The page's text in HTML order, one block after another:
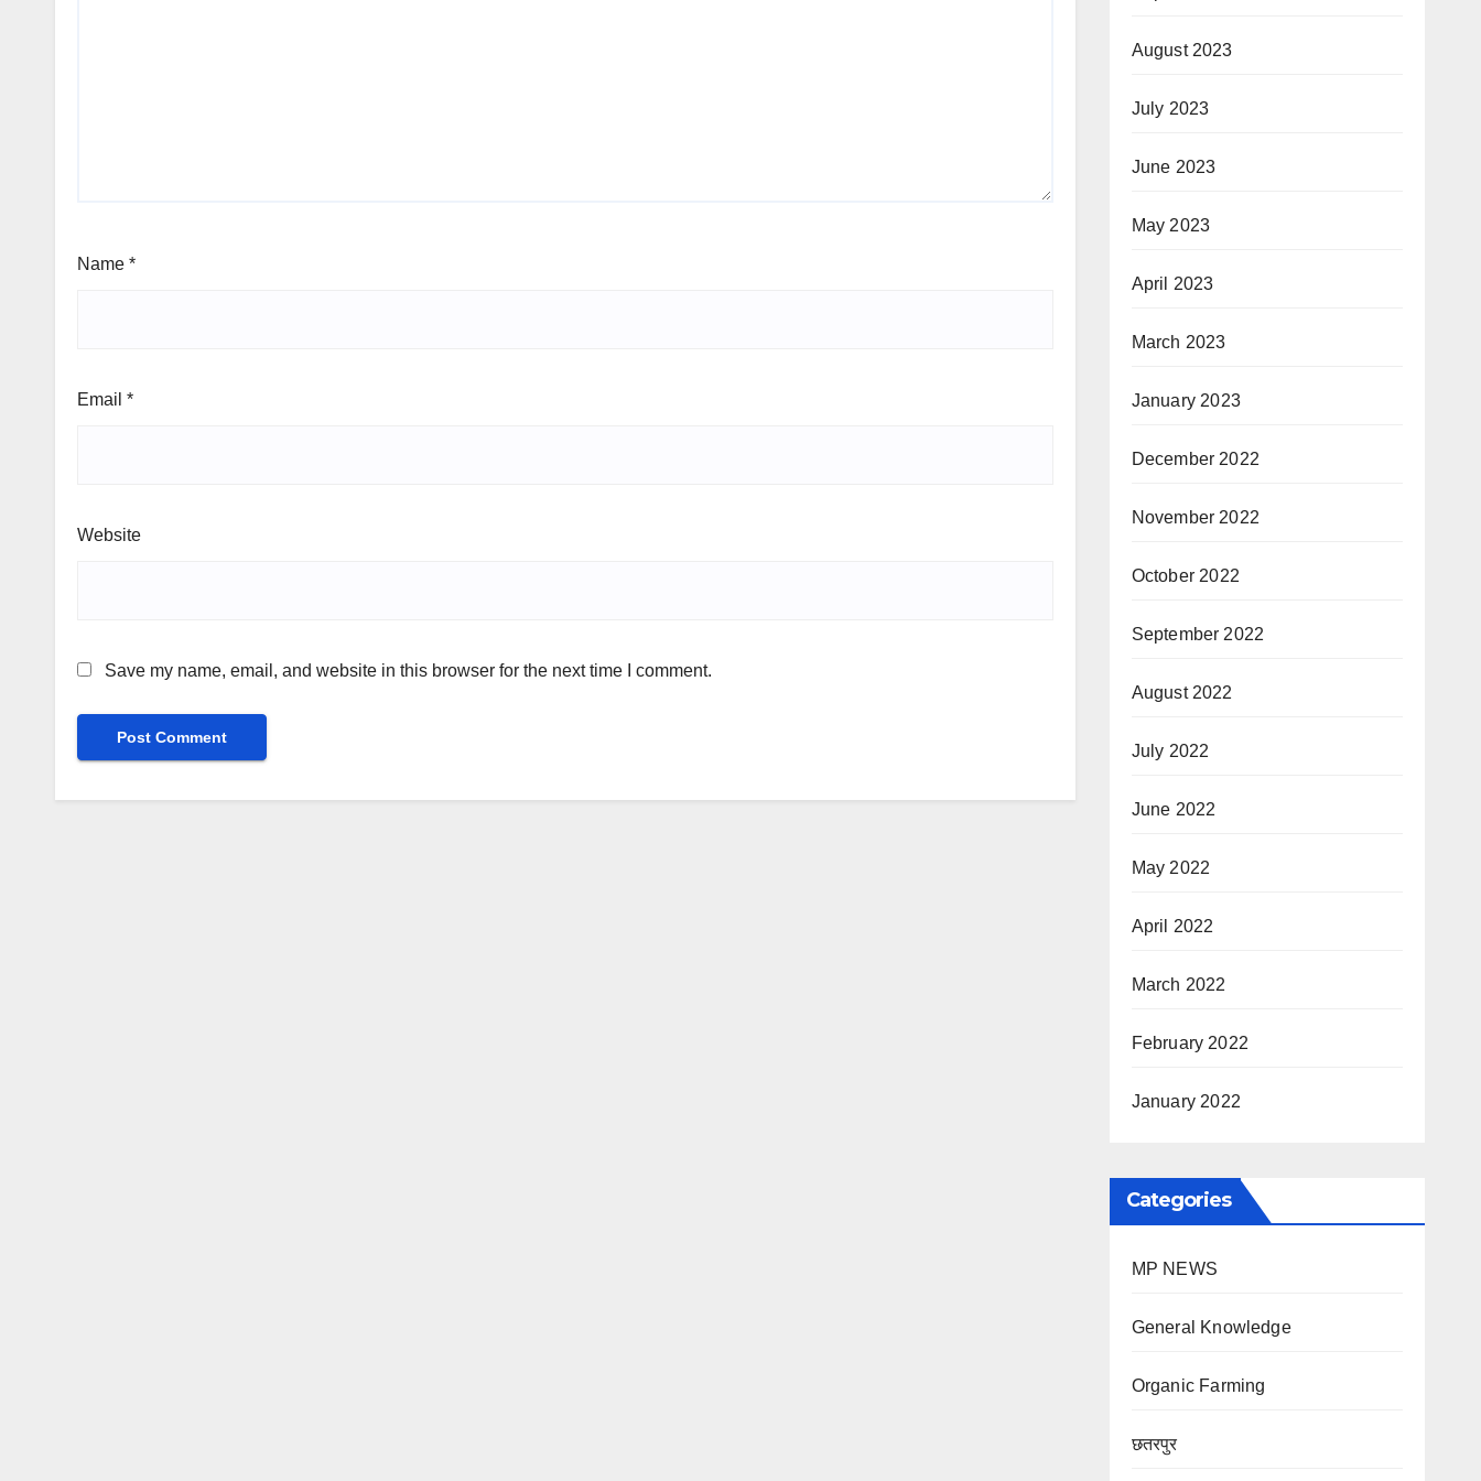
Name *
Email *
Website
Save my name, email, and website in this browser for the next time I comment.
August 2023
July 2023
June 2023
May 2023
April 2023
March 2023
January 2023
December 2022
November 2022
October 2022
September 2022
August 2022
July 2022
June 2022
May 2022
April 2022
March 2022
February 2022
January 2022
Categories
MP NEWS
General Knowledge
Organic Farming
छतरपुर